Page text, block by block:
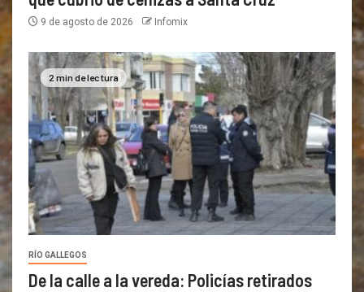
9 de agosto de 2026 Infomix
2 min de lectura
RÍO GALLEGOS
De la calle a la vereda: Policías retirados